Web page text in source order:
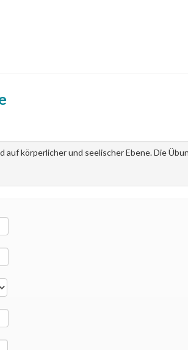
körperlicher und seelischer Ebene. Die